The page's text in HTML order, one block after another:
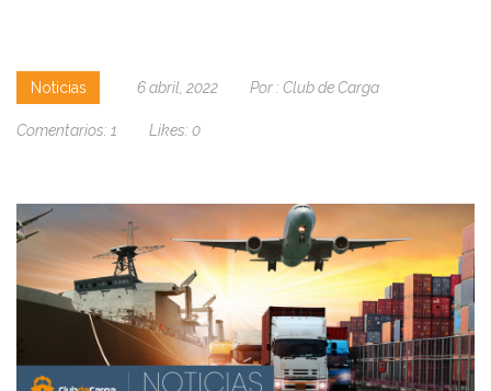
Noticias 6 abril, 2022 Por : Club de Carga
Comentarios: 1 Likes: 0